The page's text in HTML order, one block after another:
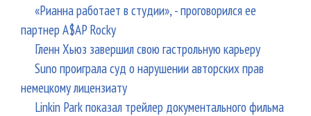
«Рианна работает в студии», - проговорился ее
партнер A$AP Rocky
Гленн Хьюз завершил свою гастрольную карьеру
Suno проиграла суд о нарушении авторских прав
немецкому лицензиату
Linkin Park показал трейлер документального фильма